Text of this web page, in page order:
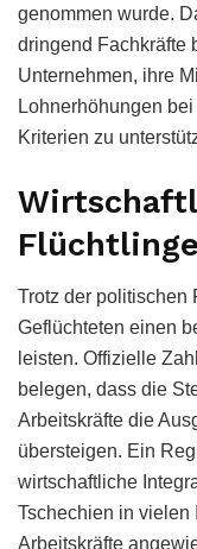
genommen wurde.
dringend Fachkräfte
Unternehmen, ihre
Lohnerhöhungen
Kriterien zu
Flüchtlinge
Trotz der politischen
Geflüchteten einen
leisten. Offizielle
belegen, dass die
Arbeitskräfte die
übersteigen. Ein
wirtschaftliche
Tschechien in vielen
Arbeitskräfte